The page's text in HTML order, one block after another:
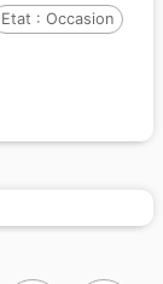
Etat : Occasion